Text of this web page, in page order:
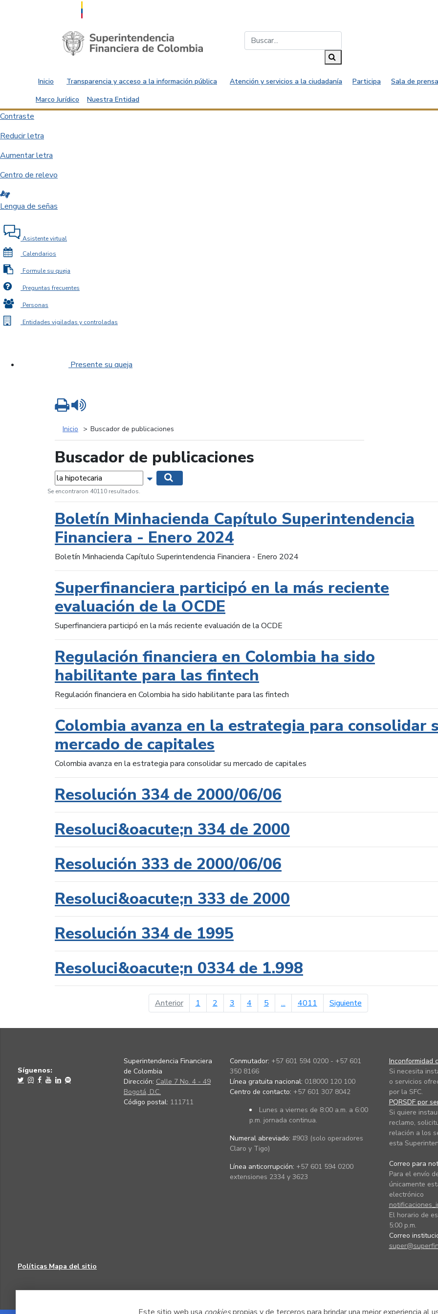
Saltar al contenido principal
Inicio Transparencia y acceso a la información pública Atención y servicios a la ciudadanía Participa
Sala de
Marco Jurídico
Nuestra Entidad
Contraste
Reducir letra
Aumentar letra
Centro de relevo
Lengua de señas
Asistente virtual
Calendarios
Formule su queja
Preguntas frecuentes
Personas
Entidades vigiladas y controladas
Presente su queja
Inicio Buscador de publicaciones
Buscador de publicaciones
Palabras... Mostrar opciones de búsqueda
Se encontraron 40110 resultados.
Boletín Minhacienda Capítulo Superintendencia
Financiera - Enero 2024
Boletín Minhacienda Capítulo Superintendencia Financiera - Enero 2024
Superfinanciera participó en la más reciente
evaluación de la OCDE
Superfinanciera participó en la más reciente evaluación de la OCDE
Regulación financiera en Colombia ha sido
habilitante para las fintech
Regulación financiera en Colombia ha sido habilitante para las fintech
Colombia avanza en la estrategia para consolidar
mercado de capitales
Colombia avanza en la estrategia para consolidar su mercado de capitales
Resolución 334 de 2000/06/06
Resoluci&oacute;n 334 de 2000
Resolución 333 de 2000/06/06
Resoluci&oacute;n 333 de 2000
Resolución 334 de 1995
Resoluci&oacute;n 0334 de 1.998
Anteriorpágina anterior
1 2 3 4 5 ... 4011 Siguientepágina siguiente
Imprimir
Síguenos:
Superintendencia Financiera
de Colombia
Dirección: Calle 7 No. 4 - 49
Bogotá, D.C.
Código postal: 111711
Conmutador: +57 601 594 0200 - +57 601
350 8166
Línea gratuita nacional: 018000 120 100
Centro de contacto: +57 601 307 8042
Lunes a viernes de 8:00 a.m. a 6:00
p.m. jornada continua.
Numeral abreviado: #903 (solo operadores
Claro y Tigo)
Línea anticorrupción: +57 601 594 0200
extensiones 2334 y 3623
Inconformidad
Si necesita
o servicios
por la SFC.
PQRSDF por
Si quiere
reclamo,
relación a los
esta
Correo para
Para el envío
únicamente
electrónico
El horario de
5:00 p.m.
Correo
Políticas Mapa del sitio